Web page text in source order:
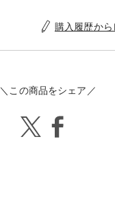
購入履歴から
＼この商品をシェア／